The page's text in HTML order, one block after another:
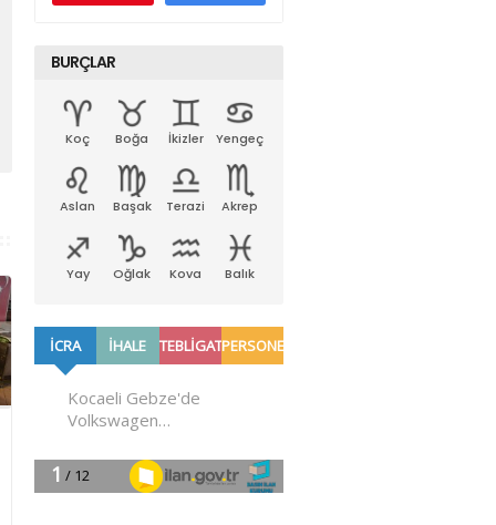
BURÇLAR
Koç Boğa İkizler Yengeç
Aslan Başak Terazi Akrep
Yay Oğlak Kova Balık